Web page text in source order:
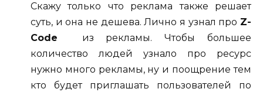
Скажу только что реклама также решает
суть, и она не дешева. Лично я узнал про Z-
Code из рекламы. Чтобы большее
количество людей узнало про ресурс
нужно много рекламы, ну и поощрение тем
кто будет приглашать пользователей по